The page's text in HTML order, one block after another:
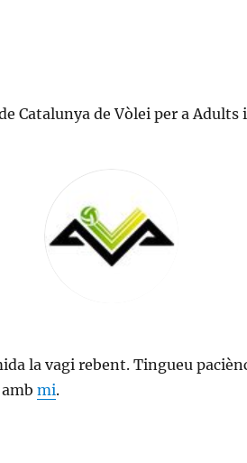
Catalunya de Vòlei per a
la vagi rebent. Tingueu
ambmi.